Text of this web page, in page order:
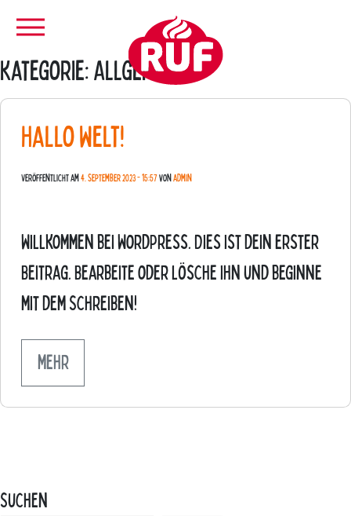
Zum Hauptinhalt springen
Kategorie: Allgemein
Hallo Welt!
Veröffentlicht am 4. September 2023 - 15:57 von admin
Willkommen bei WordPress. Dies ist dein erster
Beitrag. Bearbeite oder lösche ihn und beginne
mit dem Schreiben!
mehr
Suchen